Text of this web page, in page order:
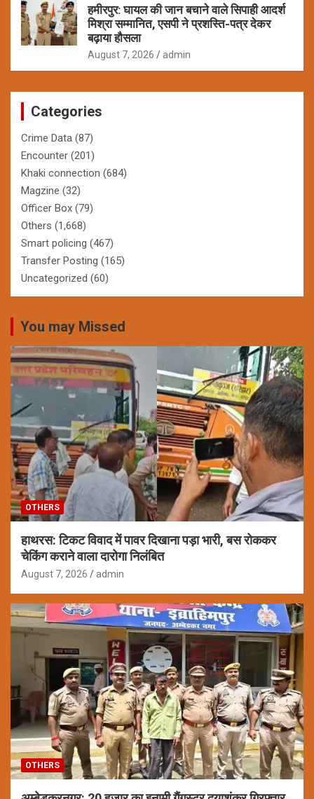
हमीरपुर: घायल की जान बचाने वाले सिपाही आदर्श
मिश्रा सम्मानित, एसपी ने प्रशस्ति-पत्र देकर
बढ़ाया हौसला
August 7, 2026 admin
Categories
Crime Data (87)
Encounter (201)
Khaki connection (684)
Magzine (32)
Officer Box (79)
Others (1,668)
Smart policing (467)
Transfer Posting (165)
Uncategorized (60)
You may Missed
OTHERS
हाथरस: टिकट विवाद में पावर दिखाना पड़ा भारी, बस रोककर
चेकिंग कराने वाला दारोगा निलंबित
August 7, 2026 admin
OTHERS